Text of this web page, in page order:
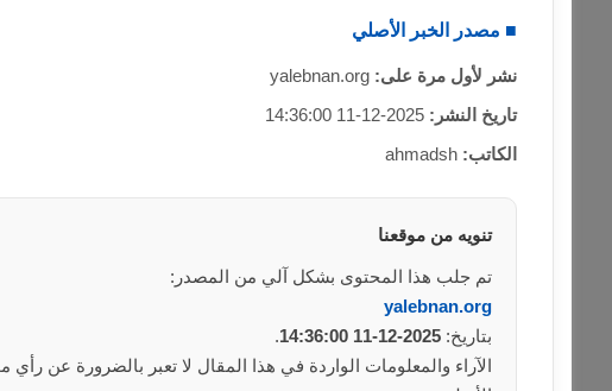
■ مصدر الخبر الأصلي
نشر لأول مرة على: yalebnan.org
تاريخ النشر: 2025-12-11 14:36:00
الكاتب: ahmadsh
تنويه من موقعنا
تم جلب هذا المحتوى بشكل آلي من المصدر:
yalebnan.org
بتاريخ: 2025-12-11 14:36:00
.
الآراء والمعلومات الواردة في هذا المقال لا تعبر بالضرورة عن